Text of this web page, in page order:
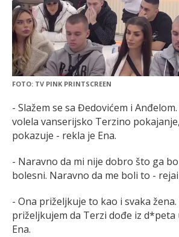
FOTO: TV PINK PRINTSCREEN
- Slažem se sa Đedovićem i
volela vanserijsko Terzino
pokazuje - rekla je Ena.
- Naravno da mi nije dobro što ga
bolesni. Naravno da me boli to -
- Ona priželjkuje to kao i svaka žena.
priželjkujem da Terzi dođe iz d*peta
Ena.